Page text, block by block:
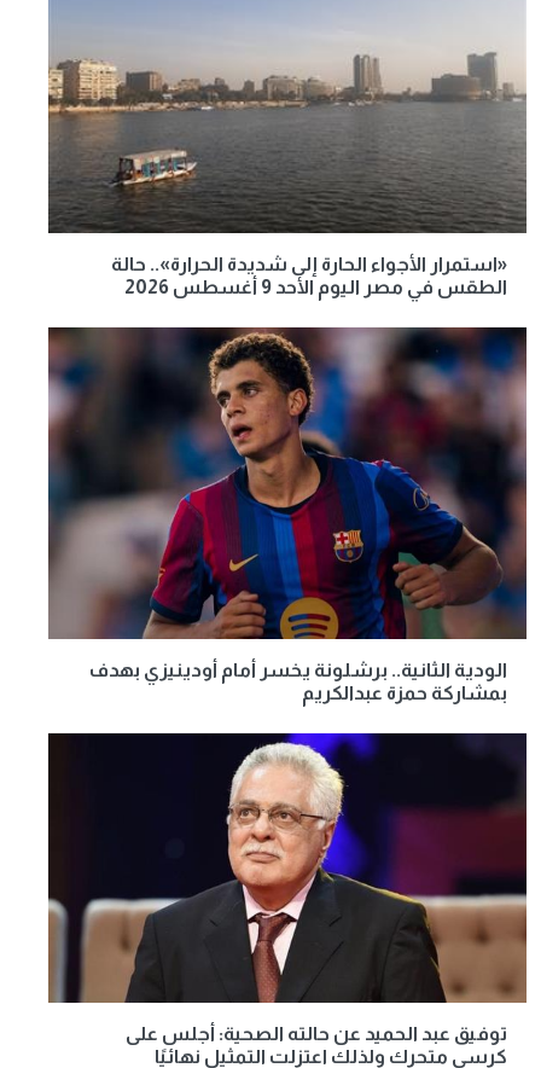
«استمرار الأجواء الحارة إلى شديدة الحرارة».. حالة
الطقس في مصر اليوم الأحد 9 أغسطس 2026
الودية الثانية.. برشلونة يخسر أمام أودينيزي بهدف
بمشاركة حمزة عبدالكريم
توفيق عبد الحميد عن حالته الصحية: أجلس على
كرسي متحرك ولذلك اعتزلت التمثيل نهائيًا